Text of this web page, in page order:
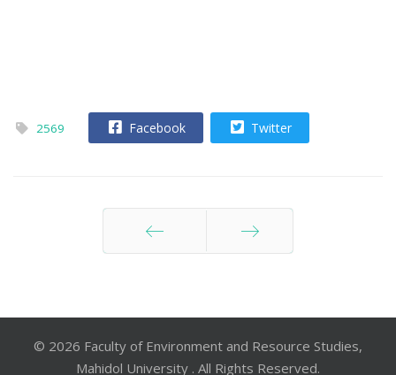
2569 Facebook Twitter
© 2026 Faculty of Environment and Resource Studies,
Mahidol University . All Rights Reserved.